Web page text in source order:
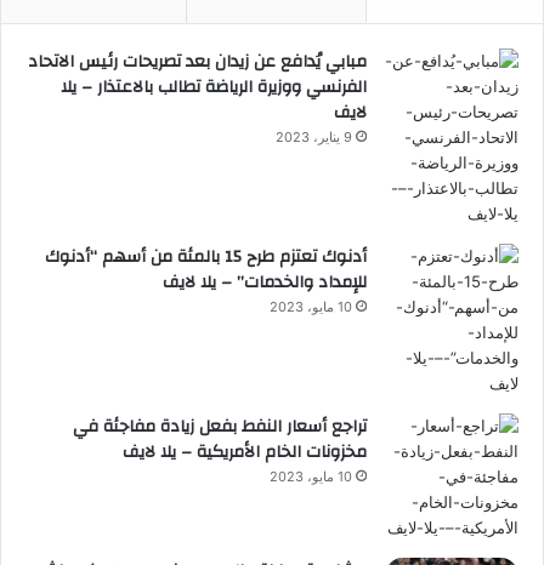
مبابي يُدافع عن زيدان بعد تصريحات رئيس الاتحاد
الفرنسي ووزيرة الرياضة تطالب بالاعتذار – يلا
لايف
9 يناير، 2023
أدنوك تعتزم طرح 15 بالمئة من أسهم “أدنوك
للإمداد والخدمات” – يلا لايف
10 مايو، 2023
تراجع أسعار النفط بفعل زيادة مفاجئة في
مخزونات الخام الأمريكية – يلا لايف
10 مايو، 2023